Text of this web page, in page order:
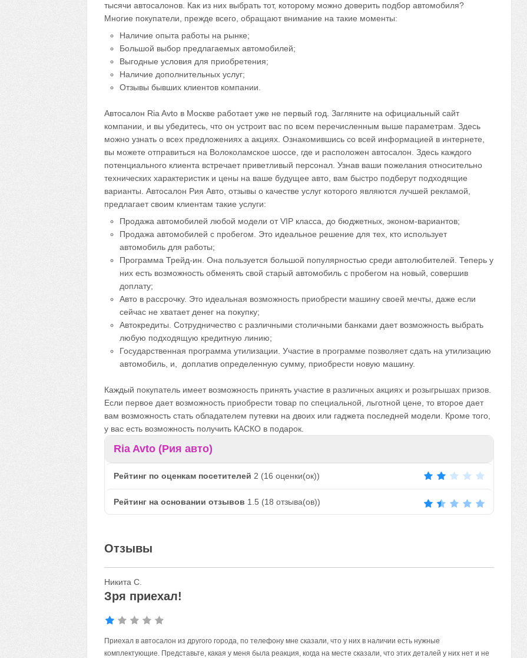
тысячи автосалонов. Как из них выбрать тот, которому можно доверить подбор автомобиля?
Многие покупатели, прежде всего, обращают внимание на такие моменты:
Наличие опыта работы на рынке;
Большой выбор предлагаемых автомобилей;
Выгодные условия для приобретения;
Наличие дополнительных услуг;
Отзывы бывших клиентов компании.
Автосалон Ria Avto в Москве работает уже не первый год. Загляните на официальный сайт
компании, и вы убедитесь, что он устроит вас по всем перечисленным выше параметрам. Здесь
можно узнать о всех предложениях а акциях. Ознакомившись со всей информацией в интернете,
вы можете отправиться на Волоколамское шоссе, где и расположен автосалон. Здесь каждого
потенциального клиента встречает приветливый персонал. Узнав ваши пожелания относительно
технических характеристик и цены на ваше будущее авто, вам быстро подберут подходящие
варианты. Автосалон Рия Авто, отзывы о качестве услуг которого являются лучшей рекламой,
предлагает своим клиентам такие услуги:
Продажа автомобилей любой модели от VIP класса, до бюджетных, эконом-вариантов;
Продажа автомобилей с пробегом. Это идеальное решение для тех, кто использует
автомобиль для работы;
Программа Трейд-ин. Она пользуется большой популярностью среди автолюбителей. Теперь у
них есть возможность обменять свой старый автомобиль с пробегом на новый, совершив
доплату;
Авто в рассрочку. Это идеальная возможность приобрести машину своей мечты, даже если
сейчас не хватает денег на покупку;
Автокредиты. Сотрудничество с различными столичными банками дает возможность выбрать
любую подходящую кредитную линию;
Государственная программа утилизации. Участие в программе позволяет сдать на утилизацию
автомобиль, и, доплатив определенную сумму, приобрести новую машину.
Каждый покупатель имеет возможность принять участие в различных акциях и розыгрышах призов.
Если первое дает возможность приобрести товар по специальной, льготной цене, то второе дает
вам возможность стать обладателем путевки на двоих или гаджета последней модели. Кроме того,
у вас есть возможность получить КАСКО в подарок.
Ria Avto (Рия авто)
Рейтинг по оценкам посетителей 2 (16 оценки(ок))
Рейтинг на основании отзывов 1.5 (18 отзыва(ов))
Отзывы
Никита С.
Зря приехал!
Приехал в автосалон из другого города, по телефону мне сказали, что у них в наличии есть нужные
комплектующие. Представьте, какая у меня была реакция, когда на месте сказали, что этих деталей у них нет и не